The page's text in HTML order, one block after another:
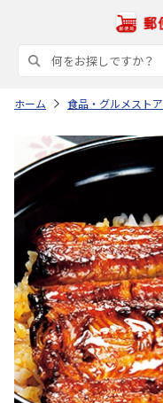
ホーム 食品・グルメストア